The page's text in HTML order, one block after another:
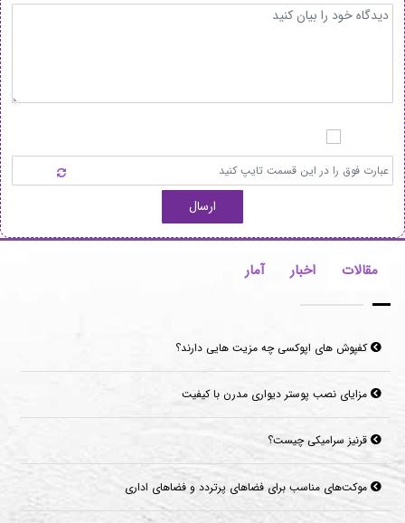
ارسال
مقالات اخبار آمار
کفپوش های اپوکسی چه مزیت هایی دارند؟
مزایای نصب پوستر دیواری مدرن با کیفیت
قرنیز سرامیکی چیست؟
موکت‌های مناسب برای فضاهای پرتردد و فضاهای اداری